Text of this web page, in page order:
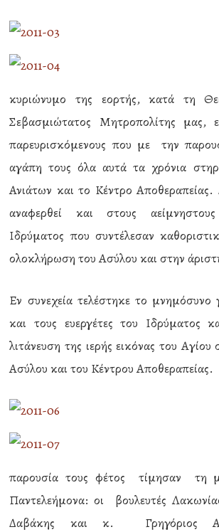
κυριώνυμο της εορτής, κατά τη
Σεβασμιώτατος Μητροπολίτης μας,
παρευρισκόμενους που με την
αγάπη τους όλα αυτά τα χρόνια
Ανιάτων και το Κέντρο Αποθεραπείας.
αναφερθεί και στους
Ιδρύματος που συντέλεσαν
ολοκλήρωση του Ασύλου και στην
Εν συνεχεία τελέστηκε το μνημόσυνο
και τους ευεργέτες του Ιδρύματος
λιτάνευση της ιερής εικόνας του
Ασύλου και του Κέντρου Αποθεραπείας.
παρουσία τους φέτος τίμησαν τη
Παντελεήμονα: οι βουλευτές
Δαβάκης και κ. Γρηγόριος